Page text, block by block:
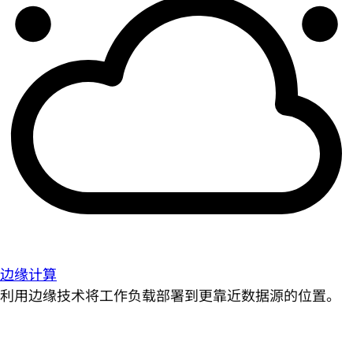
边缘计算
利用边缘技术将工作负载部署到更靠近数据源的位置。